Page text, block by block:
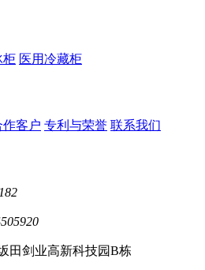
柜 医用冷藏柜
客户 专利与荣誉 联系我们
田剑业高新科技园B栋